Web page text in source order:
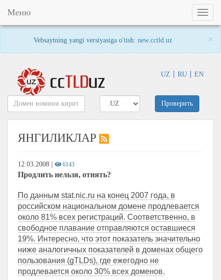
Vebsaytning yangi versiyasiga o'tish: new.cctld.uz ×
UZ RU EN
Toggle
Меню
Проверить
ЯНГИЛИКЛАР
12.03.2008 6143
Продлить нельзя, отнять?
По данным stat.nic.ru на конец 2007 года, в
российском национальном домене продлевается
около 81% всех регистраций. Соответственно, в
свободное плавание отправляются оставшиеся
19%. Интересно, что этот показатель значительно
ниже аналогичных показателей в доменах общего
пользования (gTLDs), где ежегодно не
продлевается около 30% всех доменов.